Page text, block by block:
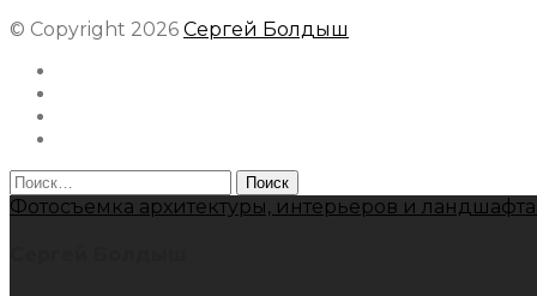
© Copyright 2026 Сергей Болдыш
Найти:
Фотосъемка архитектуры, интерьеров и